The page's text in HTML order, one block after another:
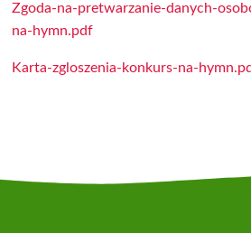
Zgoda-na-pretwarzanie-danych-
na-hymn.pdf
Karta-zgloszenia-konkurs-na-